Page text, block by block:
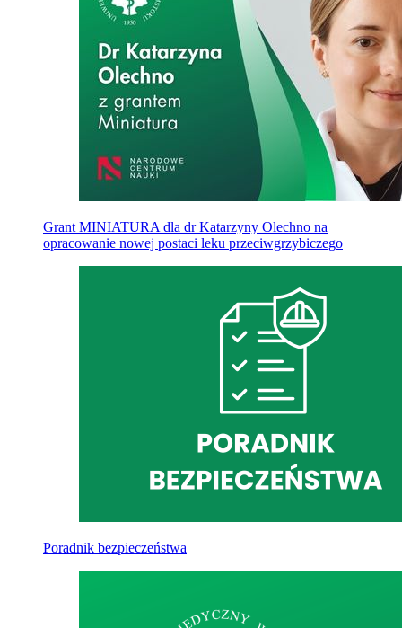
Grant MINIATURA dla dr Katarzyny Olechno na
opracowanie nowej postaci leku przeciwgrzybiczego
Poradnik bezpieczeństwa